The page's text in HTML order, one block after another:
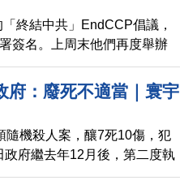
終結中共」EndCCP倡議，
簽名。上周末他們再度舉辦
車隊遊行活動，要從紐約跨
認清中共的邪惡本質。
府：廢死不適當｜寰宇
隨機殺人案，釀7死10傷，犯
府繼去年12月後，第二度執
，國內輿論多認為窮凶惡極